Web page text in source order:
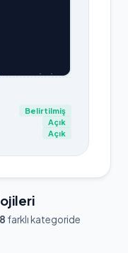
in
Belirtilmiş
Açık
Açık
8 farklı kategoride